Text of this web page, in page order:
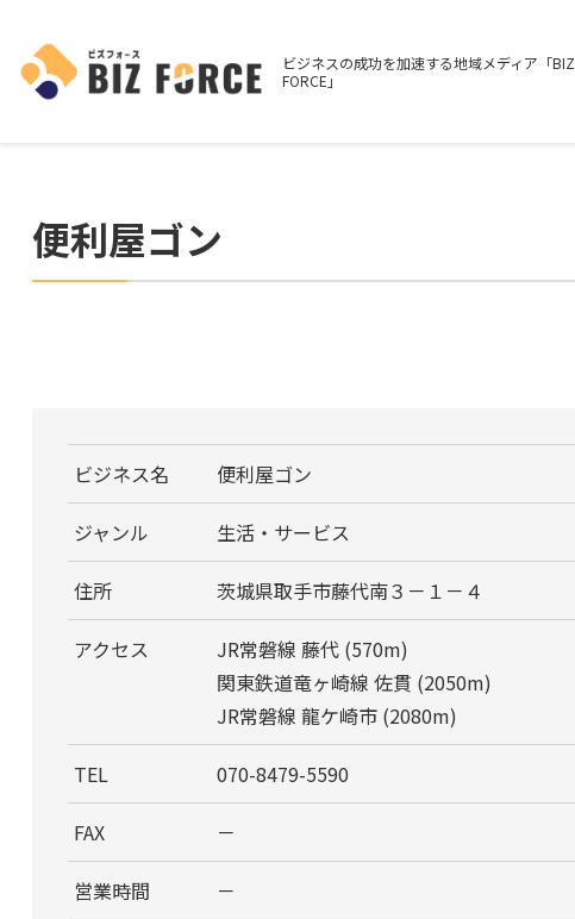
ビジネスの成功を加速する地域メディア「BIZ
FORCE」
便利屋ゴン
ビジネス名 便利屋ゴン
ジャンル 生活・サービス
住所 茨城県取手市藤代南３－１－４
アクセス
JR常磐線 藤代 (570m)
関東鉄道竜ヶ崎線 佐貫 (2050m)
JR常磐線 龍ケ崎市 (2080m)
TEL 070-8479-5590
FAX －
営業時間 －